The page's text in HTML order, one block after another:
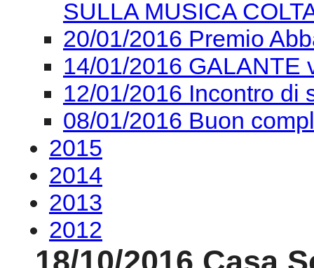
SULLA MUSICA
20/01/2016 Premio
14/01/2016 GALANTE
12/01/2016 Incontro di
08/01/2016 Buon
2015
2014
2013
2012